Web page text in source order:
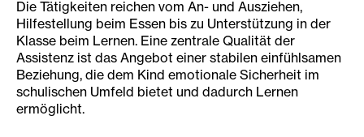
Die Tätigkeiten reichen vom An- und Ausziehen,
Hilfestellung beim Essen bis zu Unterstützung in der
Klasse beim Lernen. Eine zentrale Qualität der
Assistenz ist das Angebot einer stabilen einfühlsamen
Beziehung, die dem Kind emotionale Sicherheit im
schulischen Umfeld bietet und dadurch Lernen
ermöglicht.